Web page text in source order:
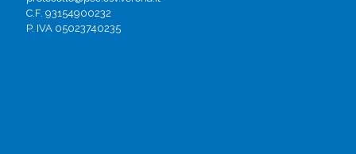
C.F. 93154900232
P. IVA 05023740235